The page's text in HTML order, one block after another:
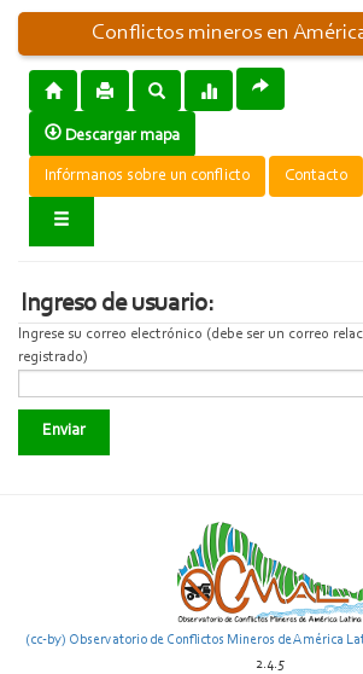
Conflictos mineros en
Descargar mapa
Infórmanos sobre un conflicto Contacto
Ingreso de usuario:
Ingrese su correo electrónico (debe ser un correo
registrado)
Enviar
(cc-by) Observatorio de Conflictos Mineros de América
2.4.5